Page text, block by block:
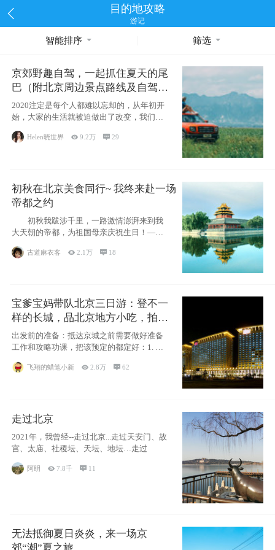
目的地攻略
游记
智能排序 筛选
京郊野趣自驾，一起抓住夏天的尾
巴（附北京周边景点路线及自驾攻
略）
2020注定是每个人都难以忘却的，从年初开
始，大家的生活就被迫做出了改变，我们也
不例外。本来双双辞职是为
Helen晓世界 9.2万 29
初秋在北京美食同行~ 我终来赴一场
帝都之约
初秋我跋涉千里，一路激情澎湃来到我
大天朝的帝都，为祖国母亲庆祝生日！——
古道麻衣客 2.1万  18
宝爹宝妈带队北京三日游：登不一
样的长城，品北京地方小吃，拍盘
古七星夜景！
出发前的准备：抵达京城之前需要做好准备
工作和攻略功课，把该预定的都定好：1. 酒
飞翔的蜡笔小新 2.8万 62
走过北京
2021年，我曾经--走过北京...走过天安门、故
宫、太庙、社稷坛、天坛、地坛…走过
阿眀 7.8千  11
无法抵御夏日炎炎，来一场京